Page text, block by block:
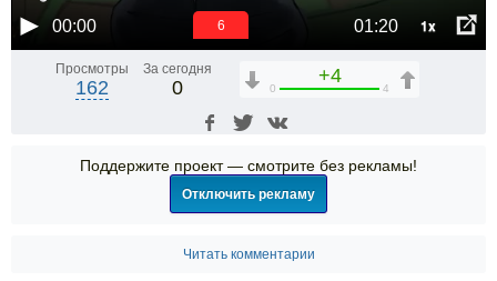
00:00 01:20 1x
6
Просмотры
162
За сегодня
0
+4
0 4
Поддержите проект — смотрите без рекламы!
Отключить рекламу
Читать комментарии